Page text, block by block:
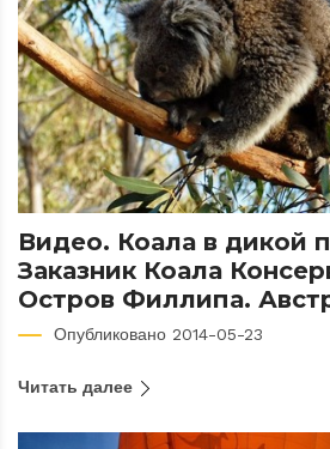
Видео. Коала в дикой
Заказник Коала
Остров Филлипа.
Опубликовано 2014-05-23
Читать далее